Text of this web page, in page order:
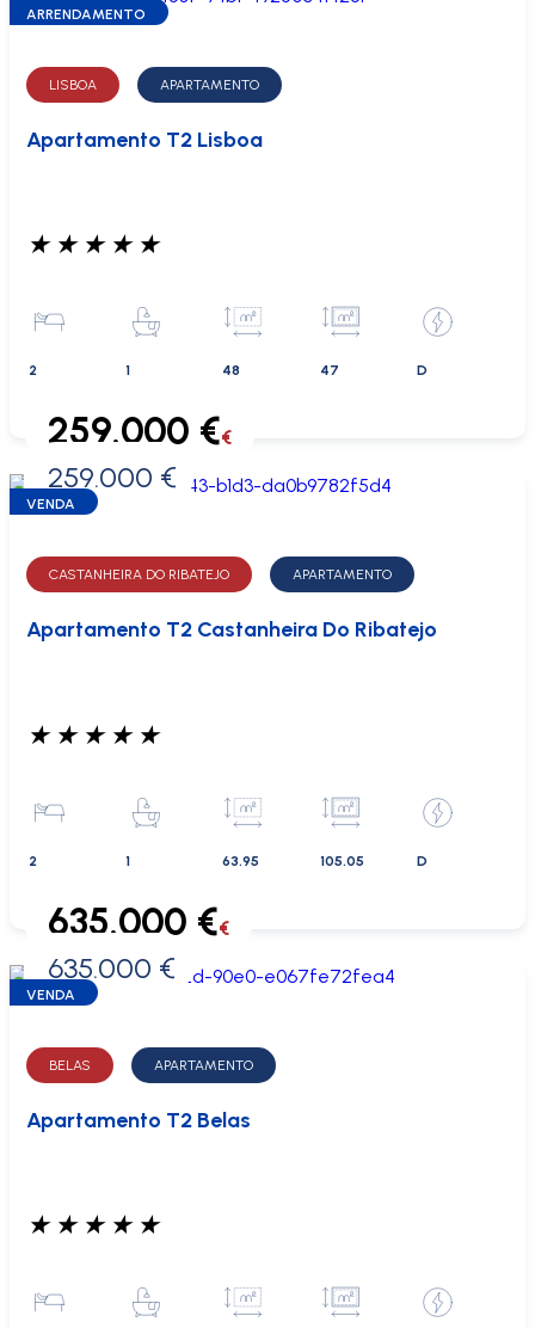
ARRENDAMENTO
LISBOA APARTAMENTO
Apartamento T2 Lisboa
★ ★ ★ ★ ★
2 1 48 47 D
0 €
259.000 €€
259.000 €
VENDA
CASTANHEIRA DO RIBATEJO APARTAMENTO
Apartamento T2 Castanheira Do Ribatejo
★ ★ ★ ★ ★
2 1 63.95 105.05 D
0 €
635.000 €€
635.000 €
VENDA
BELAS APARTAMENTO
Apartamento T2 Belas
★ ★ ★ ★ ★